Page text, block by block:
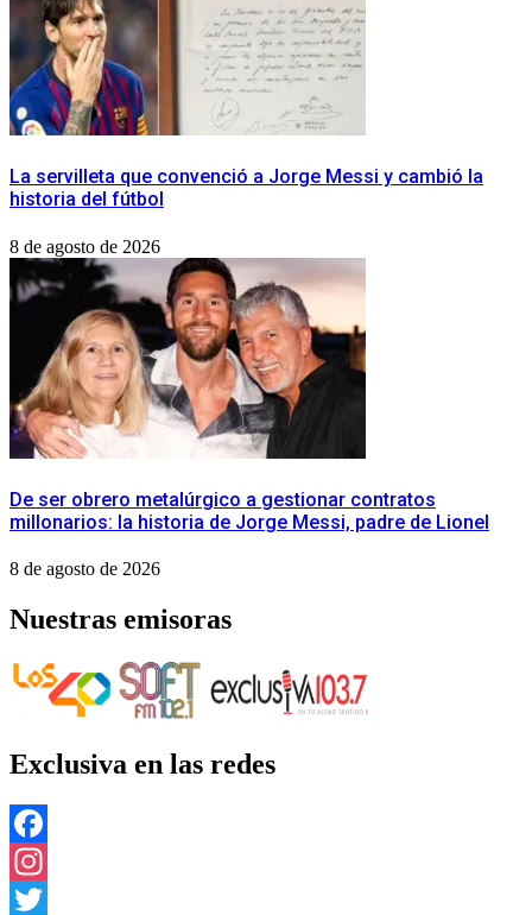
La servilleta que convenció a Jorge Messi y cambió la
historia del fútbol
8 de agosto de 2026
De ser obrero metalúrgico a gestionar contratos
millonarios: la historia de Jorge Messi, padre de Lionel
8 de agosto de 2026
Nuestras emisoras
Exclusiva en las redes
Facebook
Instagram